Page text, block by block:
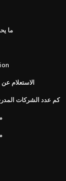
ما
الاستعلام
كم عدد الشركات